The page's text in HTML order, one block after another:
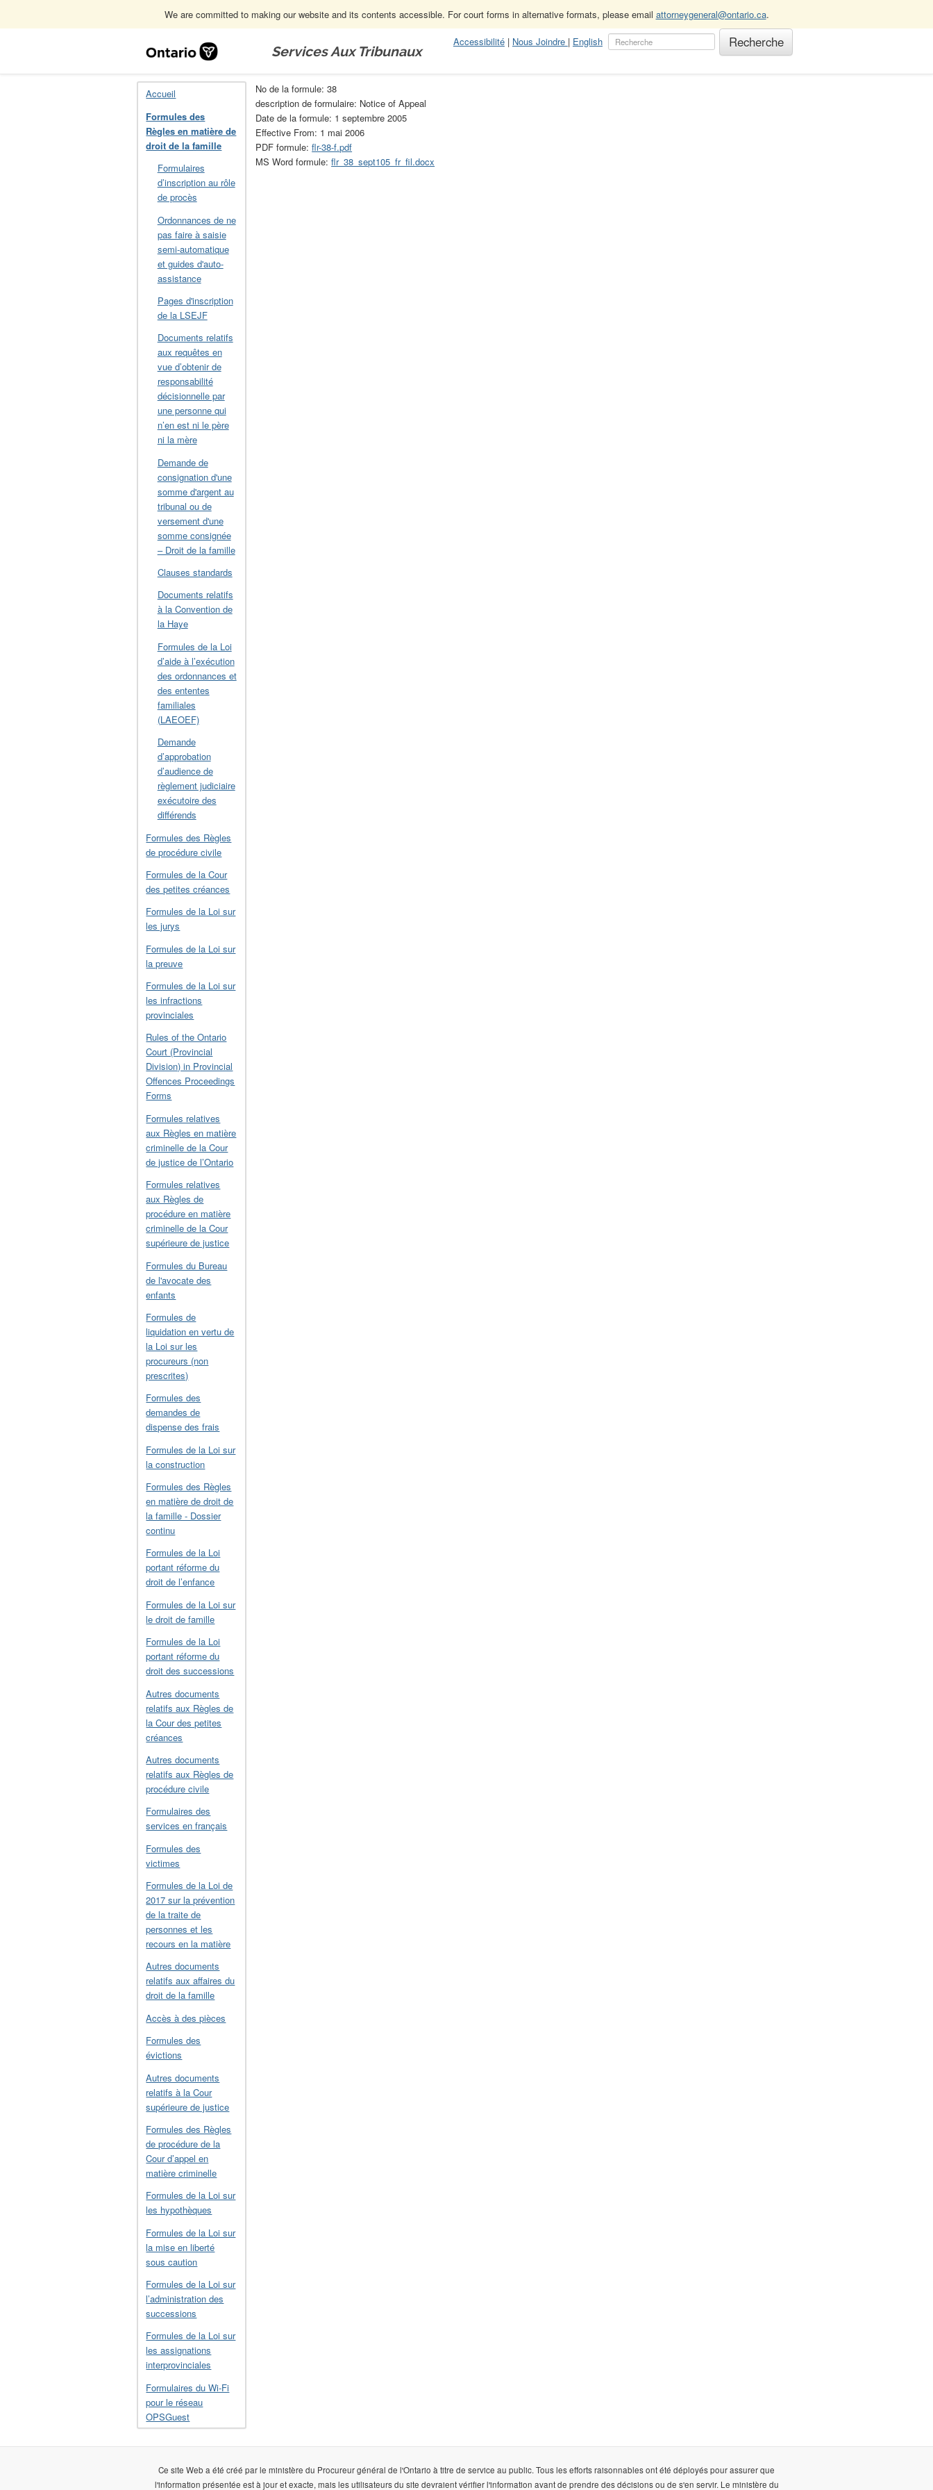
We are committed to making our website and its contents accessible. For court forms in alternative formats, please email attorneygeneral@ontario.ca.
Navigation
Services Aux Tribunaux
Accessibilité| Nous Joindre | English
Accueil
Formules des Règles en matière de droit de la famille 38
Accueil
Formules des
Règles en matière de
droit de la famille
Formulaires
d’inscription au rôle
de procès
Ordonnances de ne
pas faire à saisie
semi-automatique
et guides d'auto-
assistance
Pages d'inscription
de la LSEJF
Documents relatifs
aux requêtes en
vue d’obtenir de
responsabilité
décisionnelle par
une personne qui
n’en est ni le père
ni la mère
Demande de
consignation d'une
somme d'argent au
tribunal ou de
versement d'une
somme consignée
– Droit de la famille
Clauses standards
Documents relatifs
à la Convention de
la Haye
Formules de la Loi
d’aide à l’exécution
des ordonnances et
des ententes
familiales
(LAEOEF)
Demande
d’approbation
d’audience de
règlement judiciaire
exécutoire des
différends
Formules des Règles
de procédure civile
Formules de la Cour
des petites créances
Formules de la Loi sur
les jurys
Formules de la Loi sur
la preuve
Formules de la Loi sur
les infractions
provinciales
Rules of the Ontario
Court (Provincial
Division) in Provincial
Offences Proceedings
Forms
Formules relatives
aux Règles en matière
criminelle de la Cour
de justice de l’Ontario
Formules relatives
aux Règles de
procédure en matière
criminelle de la Cour
supérieure de justice
Formules du Bureau
de l'avocate des
enfants
Formules de
liquidation en vertu de
la Loi sur les
procureurs (non
prescrites)
Formules des
demandes de
dispense des frais
Formules de la Loi sur
la construction
Formules des Règles
en matière de droit de
la famille - Dossier
continu
Formules de la Loi
portant réforme du
droit de l’enfance
Formules de la Loi sur
le droit de famille
Formules de la Loi
portant réforme du
droit des successions
Autres documents
relatifs aux Règles de
la Cour des petites
créances
Autres documents
relatifs aux Règles de
procédure civile
Formulaires des
services en français
Formules des
victimes
Formules de la Loi de
2017 sur la prévention
de la traite de
personnes et les
recours en la matière
Autres documents
relatifs aux affaires du
droit de la famille
Accès à des pièces
Formules des
évictions
Autres documents
relatifs à la Cour
supérieure de justice
Formules des Règles
de procédure de la
Cour d’appel en
matière criminelle
Formules de la Loi sur
les hypothèques
Formules de la Loi sur
la mise en liberté
sous caution
Formules de la Loi sur
l’administration des
successions
Formules de la Loi sur
les assignations
interprovinciales
Formulaires du Wi-Fi
pour le réseau
OPSGuest
No de la formule: 38
description de formulaire: Notice of Appeal
Date de la formule: 1 septembre 2005
Effective From: 1 mai 2006
PDF formule:flr-38-f.pdf
MS Word formule:flr_38_sept105_fr_fil.docx
Ce site Web a été créé par le ministère du Procureur général de l'Ontario à titre de service au public. Tous les efforts raisonnables ont été déployés pour assurer que
l'information présentée est à jour et exacte, mais les utilisateurs du site devraient vérifier l'information avant de prendre des décisions ou de s'en servir. Le ministère du